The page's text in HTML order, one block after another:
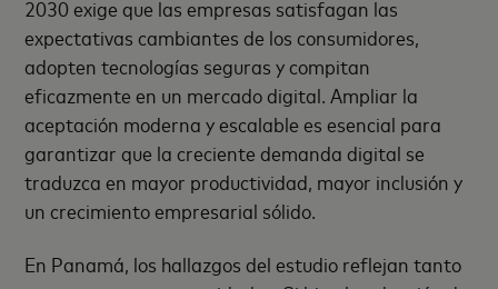
2030 exige que las empresas satisfagan las
expectativas cambiantes de los consumidores,
adopten tecnologías seguras y compitan
eficazmente en un mercado digital. Ampliar la
aceptación moderna y escalable es esencial para
garantizar que la creciente demanda digital se
traduzca en mayor productividad, mayor inclusión y
un crecimiento empresarial sólido.
En Panamá, los hallazgos del estudio reflejan tanto